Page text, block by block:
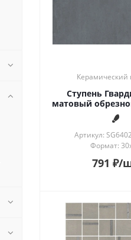
Керамический
Ступень
матовый
Артикул:
Формат:
791 ₽/